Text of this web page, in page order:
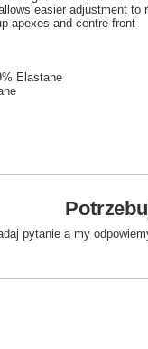
easier adjustment to
apexes and centre front
Elastane
pytanie a my